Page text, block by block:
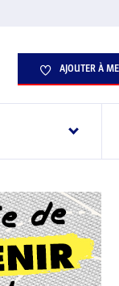
AJOUTER À